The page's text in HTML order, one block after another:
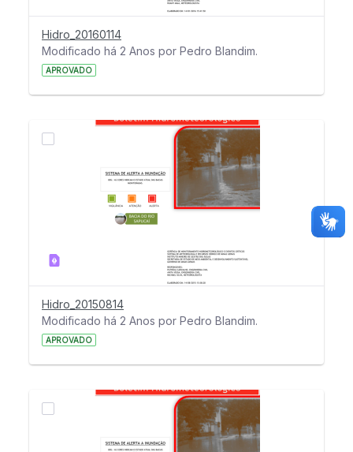
Hidro_20160114
Modificado há 2 Anos por Pedro Blandim.
APROVADO
Hidro_20150814
Modificado há 2 Anos por Pedro Blandim.
APROVADO